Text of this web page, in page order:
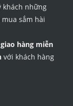
khách những
sắm hài
giao hàng miễn
với khách hàng